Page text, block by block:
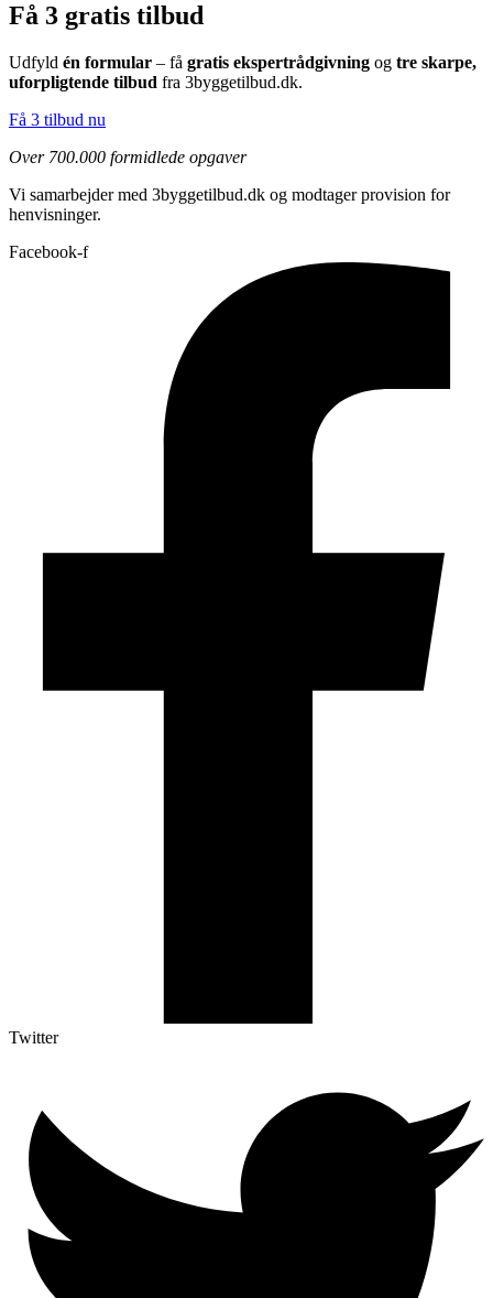
Få 3 gratis tilbud
Udfyld én formular – få gratis ekspertrådgivning og tre skarpe,
uforpligtende tilbud fra 3byggetilbud.dk.
Få 3 tilbud nu
Over 700.000 formidlede opgaver
Vi samarbejder med 3byggetilbud.dk og modtager provision for
henvisninger.
Facebook-f
Twitter